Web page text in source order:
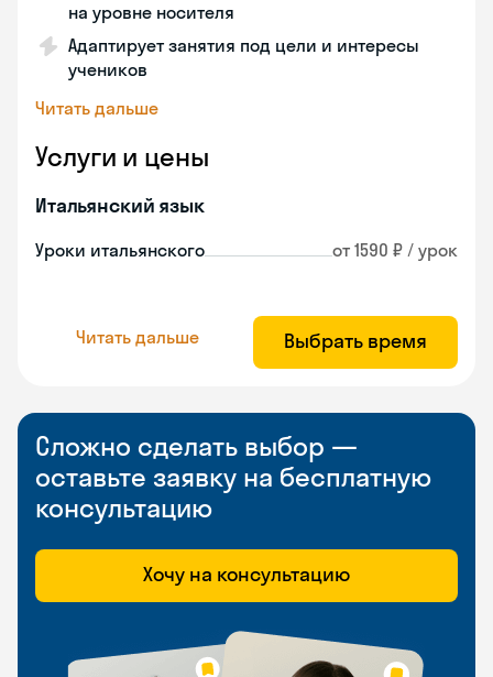
на уровне носителя
Адаптирует занятия под цели и интересы
учеников
Читать дальше
Услуги и цены
Итальянский язык
Уроки итальянского от 1590 ₽ / урок
Читать дальше Выбрать время
Сложно сделать выбор —
оставьте заявку на бесплатную
консультацию
Хочу на консультацию